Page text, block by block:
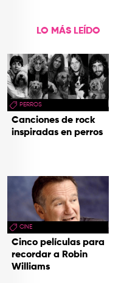
LO MÁS LEÍDO
PERROS
Canciones de rock
inspiradas en perros
CINE
Cinco películas para
recordar a Robin
Williams